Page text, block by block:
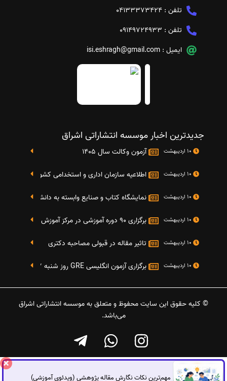
تلفن : 04133373424
تلفن : 09149724933
ایمیل : isi.eshragh@gmail.com
جدیدترین اخبار موسسه انتشاراتی اشراق
آزمون وکالت سال 1405
اطلاعیه سازمان اداری و استخدامی کشور در خصوص
نمایشگاه کتاب و صنایع وابسته به دانشگاه صنعتی شریف 4 الی 8 مهر
برگزاری 90 دوره آموزشی در مرکز آموزش فرهنگی دانشگاه علامه
تاثیر مقاله در قبولی مصاحبه دکتری
برگزاری آزمون انگلیسی GRE روز شنبه 27 شهریور(مقارن با 17 سپتامبر 2016)
© کلیه حقوق این سایت محفوظ و متعلق به موسسه انتشاراتی اشراق
می‌باشد.
مهم‌ترین نکات نگارش مقاله پژوهشی (ویدئوی آموزشی)